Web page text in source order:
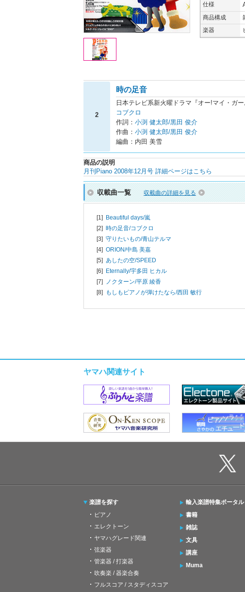
仕様
商品構成
楽器
2
時の足音
日本テレビ系新火曜ドラマ『オー!マイ・ガ
コブクロ
作詞： 小渕 健太郎/黒田 俊介
作曲： 小渕 健太郎/黒田 俊介
編曲：内田 美雪
商品の説明
月刊Piano 2008年12月号 詳細ページはこちら
収載曲一覧 収載曲の詳細を見る
[1] Beautiful days/嵐
[2] 時の足音/コブクロ
[3] 守りたいもの/青山テルマ
[4] ORION/中島 美嘉
[5] あしたの空/SPEED
[6] Eternally/宇多田 ヒカル
[7] ノクターン/平原 綾香
[8] もしもピアノが弾けたなら/西田 敏行
ヤマハ関連サイト
楽譜を探す
ピアノ
エレクトーン
ヤマハグレード関連
弦楽器
管楽器 / 打楽器
吹奏楽 / 器楽合奏
フルスコア / スタディスコア
輸入楽譜特集ポータル
書籍
雑誌
文具
講座
Muma